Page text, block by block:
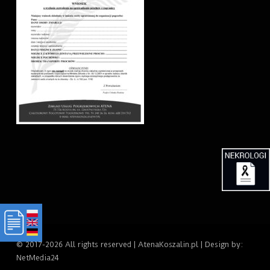
© 2017-2026 All rights reserved | AtenaKoszalin.pl | Design by:
NetMedia24